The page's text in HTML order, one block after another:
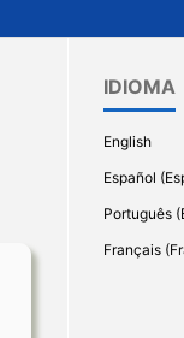
IDIOMA
English
Español
Português
Français